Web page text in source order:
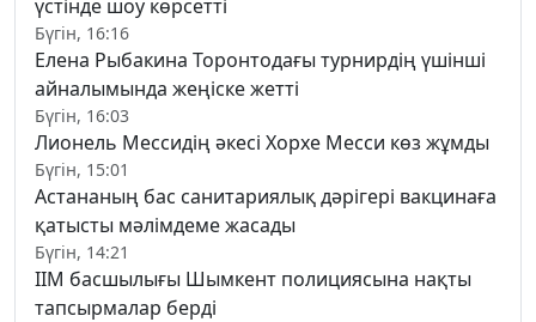
үстінде шоу көрсетті
Бүгін, 16:16
Елена Рыбакина Торонтодағы турнирдің үшінші
айналымында жеңіске жетті
Бүгін, 16:03
Лионель Мессидің әкесі Хорхе Месси көз жұмды
Бүгін, 15:01
Астананың бас санитариялық дәрігері вакцинаға
қатысты мәлімдеме жасады
Бүгін, 14:21
ІІМ басшылығы Шымкент полициясына нақты
тапсырмалар берді